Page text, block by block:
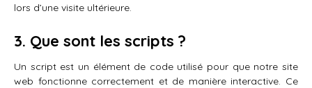
lors d’une visite ultérieure.
3. Que sont les scripts ?
Un script est un élément de code utilisé pour que notre site
web fonctionne correctement et de manière interactive. Ce